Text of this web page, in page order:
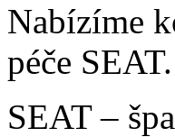
Nabízíme
péče SEAT.
SEAT –